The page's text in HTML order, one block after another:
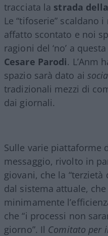
tracciata la strada
Le “tifoserie” scaldano
affatto scontato e noi
ragioni del ‘no’ a
Cesare Parodi. L’Anm
spazio sarà dato ai
tradizionali mezzi di
dai giornali.
Sulle varie piattaforme
messaggio, rivolto in
giovani, che la “terzietà
dal sistema attuale,
minimamente
che “i processi non
giorno”. Il Comitato per